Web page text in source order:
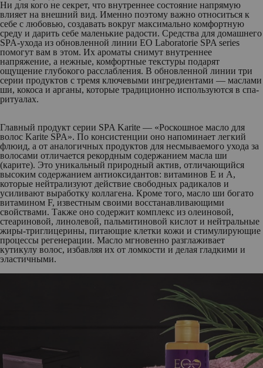
Ни для кого не секрет, что внутреннее состояние напрямую
влияет на внешний вид. Именно поэтому важно относиться к
себе с любовью, создавать вокруг максимально комфортную
среду и дарить себе маленькие радости. Средства для домашнего
SPA-ухода из обновленной линии EO Laboratorie SPA series
помогут вам в этом. Их ароматы снимут внутреннее
напряжение, а нежные, комфортные текстуры подарят
ощущение глубокого расслабления. В обновленной линии три
серии продуктов с тремя ключевыми ингредиентами — маслами
ши, кокоса и арганы, которые традиционно используются в спа-
ритуалах.
Главный продукт серии SPA Karite — «Роскошное масло для
волос Karite SPA». По консистенции оно напоминает легкий
флюид, а от аналогичных продуктов для несмываемого ухода за
волосами отличается рекордным содержанием масла ши
(карите). Это уникальный природный актив, отличающийся
высоким содержанием антиоксидантов: витаминов E и А,
которые нейтрализуют действие свободных радикалов и
усиливают выработку коллагена. Кроме того, масло ши богато
витамином F, известным своими восстанавливающими
свойствами. Также оно содержит комплекс из олеиновой,
стеариновой, линолевой, пальмитиновой кислот и нейтральные
жиры-триглицерины, питающие клетки кожи и стимулирующие
процессы регенерации. Масло мгновенно разглаживает
кутикулу волос, избавляя их от ломкости и делая гладкими и
эластичными.